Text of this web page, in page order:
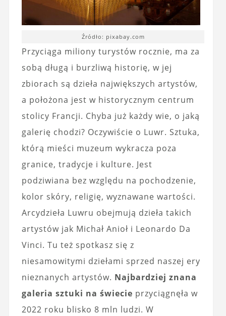
Źródło: pixabay.com
Przyciąga miliony turystów rocznie, ma za
sobą długą i burzliwą historię, w jej
zbiorach są dzieła największych artystów,
a położona jest w historycznym centrum
stolicy Francji. Chyba już każdy wie, o jaką
galerię chodzi? Oczywiście o Luwr. Sztuka,
którą mieści muzeum wykracza poza
granice, tradycje i kulture. Jest
podziwiana bez względu na pochodzenie,
kolor skóry, religię, wyznawane wartości.
Arcydzieła Luwru obejmują dzieła takich
artystów jak Michał Anioł i Leonardo Da
Vinci. Tu też spotkasz się z
niesamowitymi dziełami sprzed naszej ery
nieznanych artystów. Najbardziej znana
galeria sztuki na świecie przyciągnęła w
2022 roku blisko 8 mln ludzi. W